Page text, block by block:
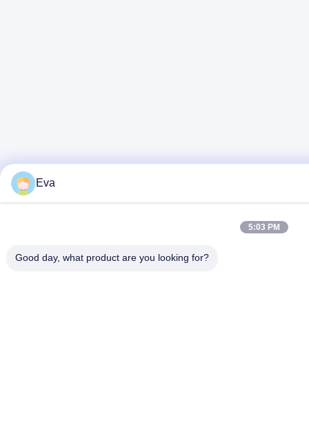
Eva
5:03 PM
Good day, what product are you looking for?